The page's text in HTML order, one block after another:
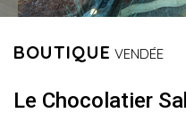
BOUTIQUE VENDÉE
Le Chocolatier